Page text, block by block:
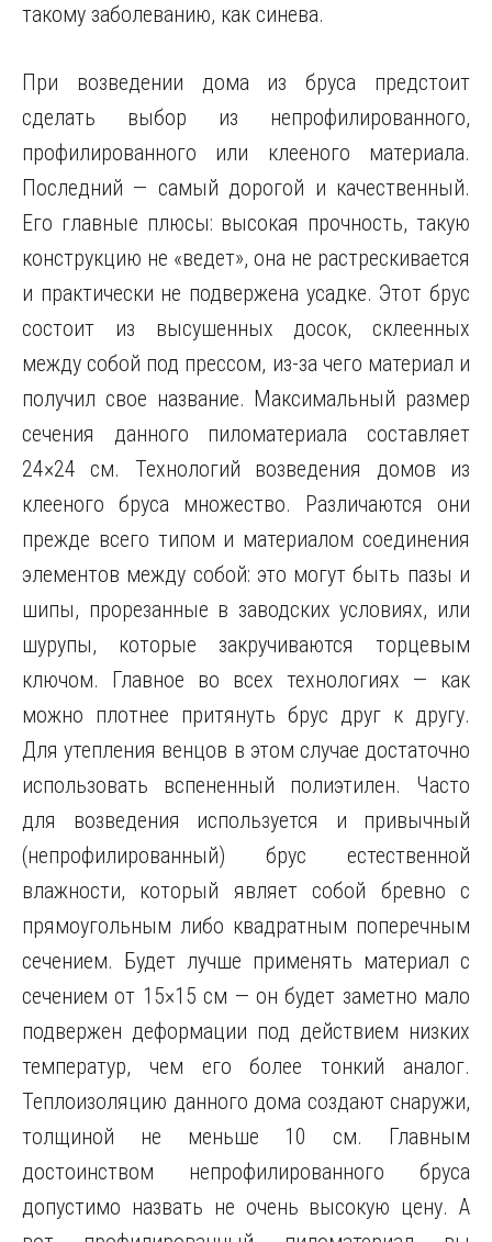
такому заболеванию, как синева.
При возведении дома из бруса предстоит
сделать выбор из непрофилированного,
профилированного или клееного материала.
Последний — самый дорогой и качественный.
Его главные плюсы: высокая прочность, такую
конструкцию не «ведет», она не растрескивается
и практически не подвержена усадке. Этот брус
состоит из высушенных досок, склеенных
между собой под прессом, из-за чего материал и
получил свое название. Максимальный размер
сечения данного пиломатериала составляет
24×24 см. Технологий возведения домов из
клееного бруса множество. Различаются они
прежде всего типом и материалом соединения
элементов между собой: это могут быть пазы и
шипы, прорезанные в заводских условиях, или
шурупы, которые закручиваются торцевым
ключом. Главное во всех технологиях — как
можно плотнее притянуть брус друг к другу.
Для утепления венцов в этом случае достаточно
использовать вспененный полиэтилен. Часто
для возведения используется и привычный
(непрофилированный) брус естественной
влажности, который являет собой бревно с
прямоугольным либо квадратным поперечным
сечением. Будет лучше применять материал с
сечением от 15×15 см — он будет заметно мало
подвержен деформации под действием низких
температур, чем его более тонкий аналог.
Теплоизоляцию данного дома создают снаружи,
толщиной не меньше 10 см. Главным
достоинством непрофилированного бруса
допустимо назвать не очень высокую цену. А